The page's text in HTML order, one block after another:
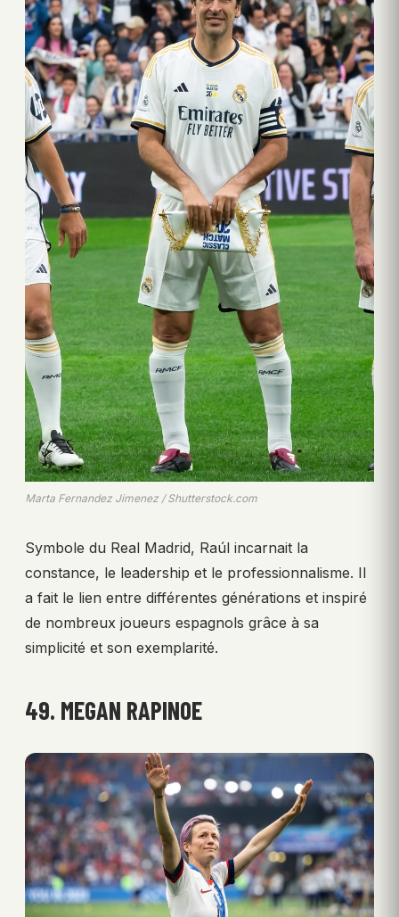
Marta Fernandez Jimenez / Shutterstock.com
Symbole du Real Madrid, Raúl incarnait la
constance, le leadership et le professionnalisme. Il
a fait le lien entre différentes générations et inspiré
de nombreux joueurs espagnols grâce à sa
simplicité et son exemplarité.
49. MEGAN RAPINOE